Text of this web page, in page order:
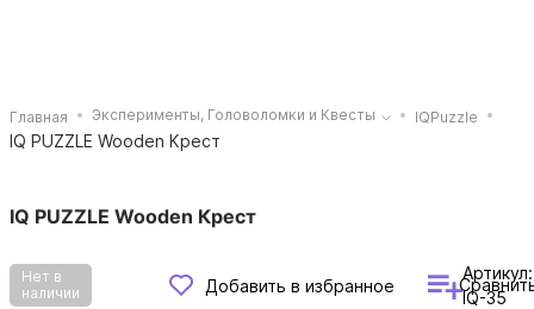
Главная Эксперименты, Головоломки и Квесты IQPuzzle
IQ PUZZLE Wooden Крест
IQ PUZZLE Wooden Крест
Нет в
наличии
Добавить в избранное
Артикул:
IQ-35